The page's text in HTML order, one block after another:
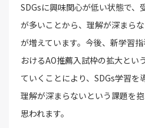
SDGsに興味関心が低い状態で、
が多いことから、理解が深まら
が増えています。今後、新学習
おけるAO推薦入試枠の拡大とい
ていくことにより、SDGs学習を
理解が深まらないという課題を
思われます。